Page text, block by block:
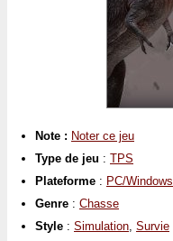
Note : Noter ce jeu
Type de jeu : TPS
Plateforme : PC/Windows
Genre : Chasse
Style : Simulation, Survie